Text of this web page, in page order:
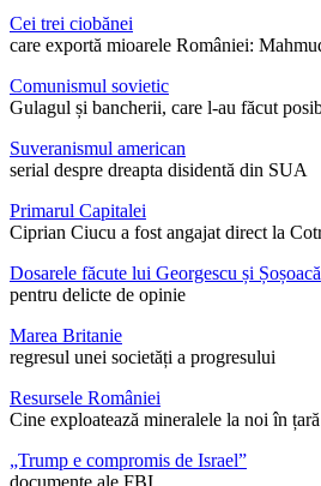
Cei trei ciobănei
care exportă mioarele României:
Comunismul sovietic
Gulagul și bancherii, care l-au făcut
Suveranismul american
serial despre dreapta disidentă din SUA
Primarul Capitalei
Ciprian Ciucu a fost angajat direct la
Dosarele făcute lui Georgescu și Șoșoacă
pentru delicte de opinie
Marea Britanie
regresul unei societăți a progresului
Resursele României
Cine exploatează mineralele la noi în țară
„Trump e compromis de Israel”